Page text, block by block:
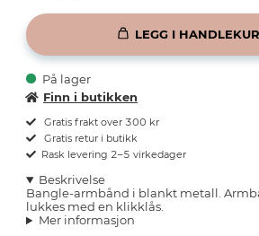
LEGG I
På lager
Finn i butikken
Gratis frakt over 300 kr
Gratis retur i butikk
Rask levering 2–5 virkedager
Beskrivelse
Bangle-armbånd i blankt metall.
lukkes med en klikklås.
Mer informasjon